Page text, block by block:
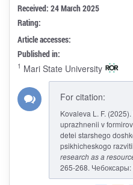
Received: 24 March 2025
Rating:
Article accesses:
Published in:
1 Mari State University
For citation:
Kovaleva L. F.
uprazhnenii v
detei starshego
psikhicheskogo
research as a
265-268.